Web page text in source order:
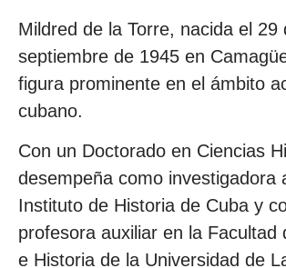
Mildred de la Torre, nacida el 29
septiembre de 1945 en
figura prominente en el ámbito
cubano.
Con un Doctorado en Ciencias
desempeña como investigadora
Instituto de Historia de Cuba y
profesora auxiliar en la Facultad
e Historia de la Universidad de